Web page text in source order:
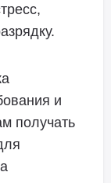
и
получать